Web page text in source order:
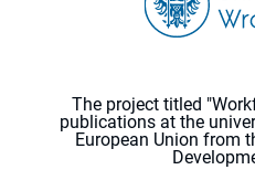
The project titled
publications at the
European Union from